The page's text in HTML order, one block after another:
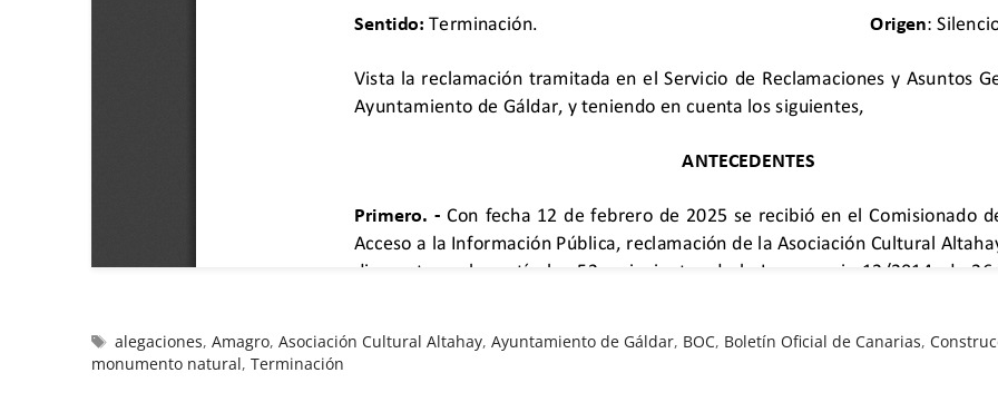
alegaciones,Amagro,Asociación Cultural Altahay,Ayuntamiento de Gáldar, BOC, Boletín Oficial de Canarias,
monumento natural, Terminación